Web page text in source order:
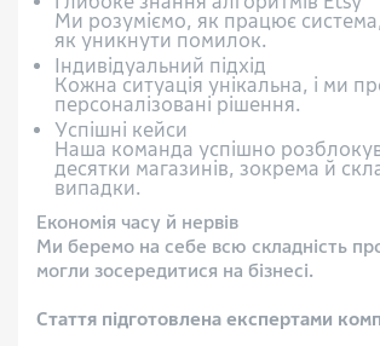
Ми розуміємо, як працює
як уникнути помилок.
Індивідуальний підхід
Кожна ситуація унікальна, і ми
персоналізовані рішення.
Успішні кейси
Наша команда успішно
десятки магазинів, зокрема й
випадки.
Економія часу й нервів
Ми беремо на себе всю складність
могли зосередитися на бізнесі.
Стаття підготовлена експертами